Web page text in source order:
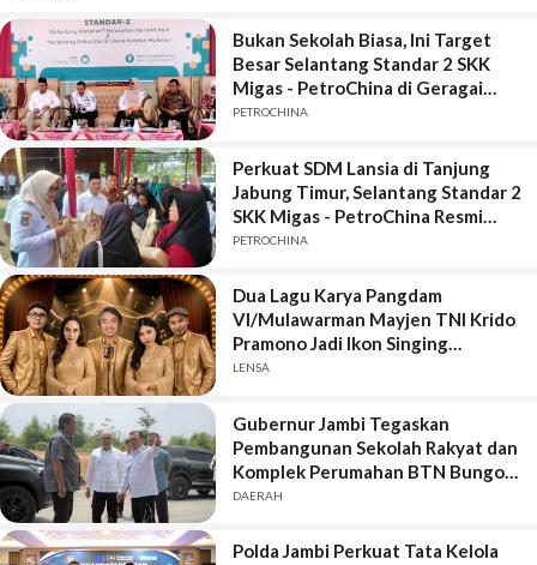
Bukan Sekolah Biasa, Ini Target
Besar Selantang Standar 2 SKK
Migas - PetroChina di Geragai
Tanjung Jabung Timur
PETROCHINA
Perkuat SDM Lansia di Tanjung
Jabung Timur, Selantang Standar 2
SKK Migas - PetroChina Resmi
Bergulir di Geragai
PETROCHINA
Dua Lagu Karya Pangdam
VI/Mulawarman Mayjen TNI Krido
Pramono Jadi Ikon Singing
Competition HUT Ke-81 RI
LENSA
Gubernur Jambi Tegaskan
Pembangunan Sekolah Rakyat dan
Komplek Perumahan BTN Bungo
Green City Harus Sejalan
DAERAH
Polda Jambi Perkuat Tata Kelola